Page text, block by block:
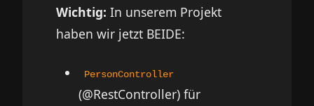
Wichtig: In unserem Projekt
haben wir jetzt BEIDE:
PersonController
(@RestController) für